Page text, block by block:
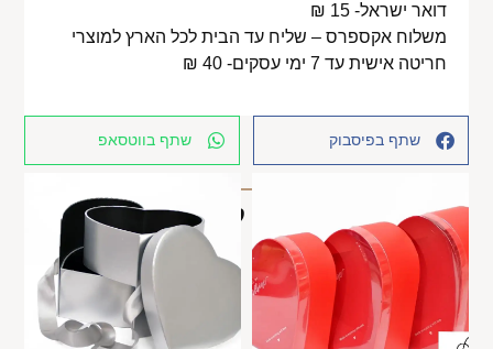
דואר ישראל- 15 ₪
משלוח אקספרס – שליח עד הבית לכל הארץ למוצרי
חריטה אישית עד 7 ימי עסקים- 40 ₪
שתף בפיסבוק שתף בווטסאפ
מוצרים קשורים